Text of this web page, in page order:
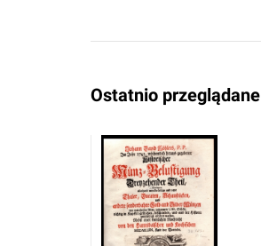
Ostatnio przeglądane